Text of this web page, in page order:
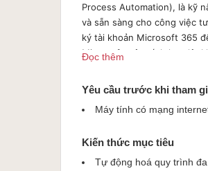
Process Automation), là kỹ
và sẵn sàng cho công việc
ký tài khoản Microsoft 365
Microsoft một cách hợp lệ,
Các loại phần mềm và
Bộ Office của Microsoft
Các sản phẩm phần
Các sản phẩm phần
Đọc thêm
Yêu cầu trước khi tham
Máy tính có mạng
Kiến thức mục tiêu
Tự động hoá quy trình